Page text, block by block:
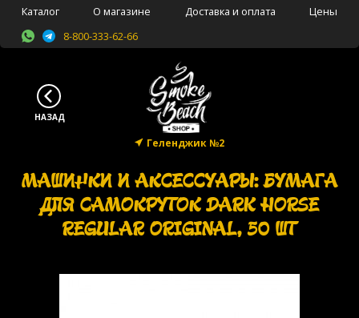
Каталог О магазине Доставка и оплата
Цены
8-800-333-62-66
Геленджик №2
МАШИНКИ И АКСЕССУАРЫ: БУМАГА
ДЛЯ САМОКРУТОК DARK HORSE
REGULAR ORIGINAL, 50 ШТ